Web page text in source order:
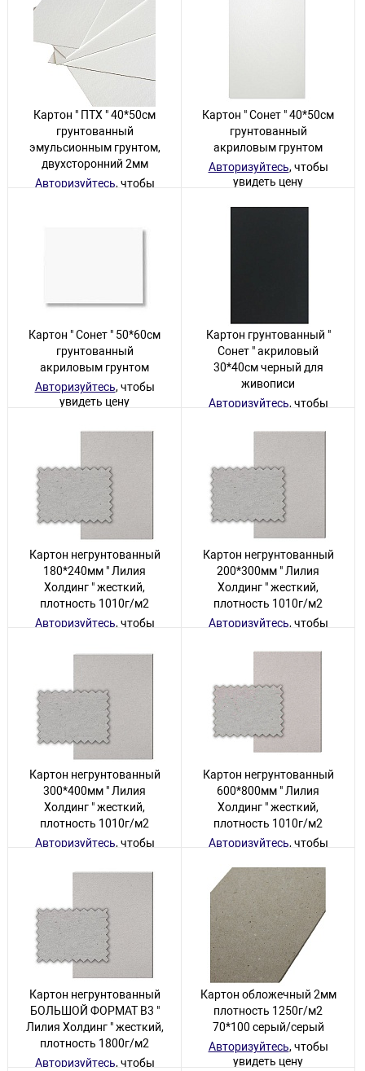
Картон " ПТХ " 40*50см
грунтованный
эмульсионным грунтом,
двухсторонний 2мм
Авторизуйтесь, чтобы
Картон " Сонет " 40*50см
грунтованный
акриловым грунтом
Авторизуйтесь, чтобы
увидеть цену
14 товаров
Картон " Сонет " 50*60см
грунтованный
акриловым грунтом
Авторизуйтесь, чтобы
увидеть цену
Картон грунтованный "
Сонет " акриловый
30*40см черный для
живописи
Авторизуйтесь, чтобы
Картон негрунтованный
180*240мм " Лилия
Холдинг " жесткий,
плотность 1010г/м2
Авторизуйтесь, чтобы
60 товаров
Картон негрунтованный
200*300мм " Лилия
Холдинг " жесткий,
плотность 1010г/м2
Авторизуйтесь, чтобы
Картон негрунтованный
300*400мм " Лилия
Холдинг " жесткий,
плотность 1010г/м2
Авторизуйтесь, чтобы
80 товаров
Картон негрунтованный
600*800мм " Лилия
Холдинг " жесткий,
плотность 1010г/м2
Авторизуйтесь, чтобы
15 товаров
Картон негрунтованный
БОЛЬШОЙ ФОРМАТ В3 "
Лилия Холдинг " жесткий,
плотность 1800г/м2
Авторизуйтесь, чтобы
Картон обложечный 2мм
плотность 1250г/м2
70*100 серый/серый
Авторизуйтесь, чтобы
увидеть цену